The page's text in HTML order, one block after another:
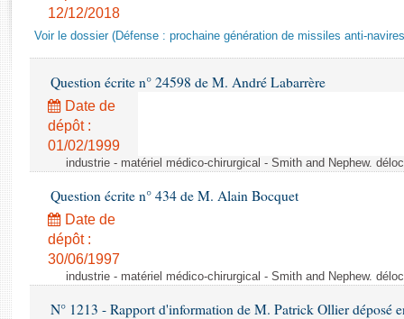
Rapports d'enquête
Dossiers législatifs
Budget et sécurité sociale
Questions écrites et orales
Comptes rendus des débats
12/12/2018
Voir le dossier (Défense : prochaine génération de missiles anti-
Question écrite n° 24598 de M. André Labarrère
Date de
dépôt :
01/02/1999
industrie - matériel médico-chirurgical - Smith and Nephew.
Question écrite n° 434 de M. Alain Bocquet
Date de
dépôt :
30/06/1997
industrie - matériel médico-chirurgical - Smith and Nephew.
N° 1213 - Rapport d'information de M. Patrick Ollier déposé